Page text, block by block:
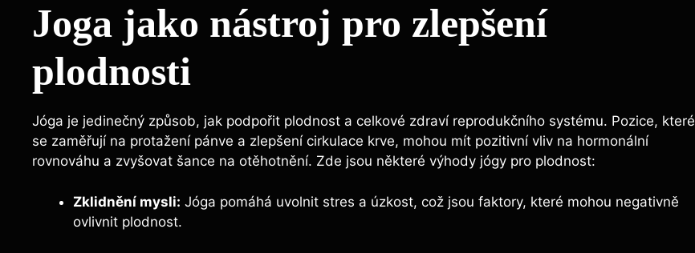
Joga jako nástroj pro zlepšení
plodnosti
Jóga je jedinečný způsob, jak podpořit plodnost a celkové zdraví reprodukčního systému. Pozice, které
se zaměřují na protažení pánve a zlepšení cirkulace krve, mohou mít pozitivní vliv na hormonální
rovnováhu a zvyšovat šance na otěhotnění. Zde jsou některé výhody jógy pro plodnost:
Zklidnění mysli: Jóga pomáhá uvolnit stres a úzkost, což jsou faktory, které mohou negativně
ovlivnit plodnost.